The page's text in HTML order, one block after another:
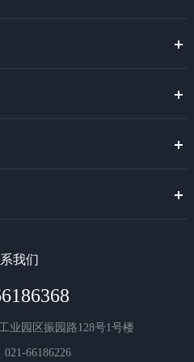
我们
业园区振园路128号1号楼
021-66186226